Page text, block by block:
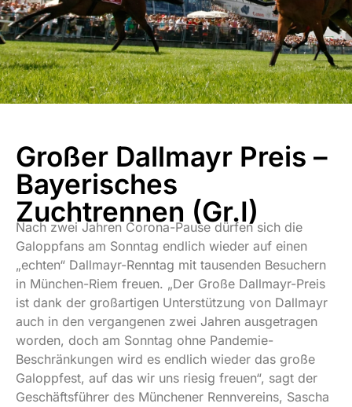
Großer Dallmayr Preis –
Bayerisches
Zuchtrennen (Gr.I)
Nach zwei Jahren Corona-Pause dürfen sich die
Galoppfans am Sonntag endlich wieder auf einen
„echten“ Dallmayr-Renntag mit tausenden Besuchern
in München-Riem freuen. „Der Große Dallmayr-Preis
ist dank der großartigen Unterstützung von Dallmayr
auch in den vergangenen zwei Jahren ausgetragen
worden, doch am Sonntag ohne Pandemie-
Beschränkungen wird es endlich wieder das große
Galoppfest, auf das wir uns riesig freuen“, sagt der
Geschäftsführer des Münchener Rennvereins, Sascha